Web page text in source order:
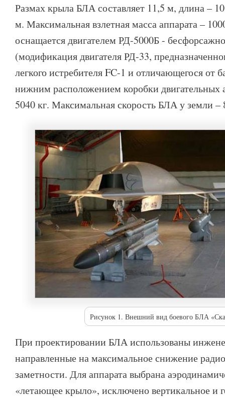
Размах крыла БЛА составляет 11,5 м, длина –
м. Максимальная взлетная масса аппарата –
оснащается двигателем РД-5000Б -
(модификация двигателя РД-33,
легкого истребителя FC-1 и отличающегося от
нижним расположением коробки двигательных
5040 кг. Максимальная скорость БЛА у земли –
Рисунок 1. Внешний вид боевого БЛА
При проектировании БЛА использованы
направленные на максимальное снижение
заметности. Для аппарата выбрана
«летающее крыло», исключено вертикальное и